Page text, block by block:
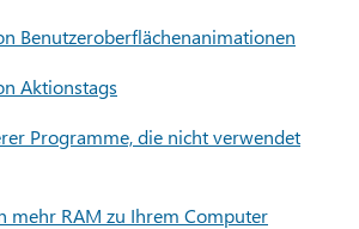
Benutzeroberflächenanimationen
Aktionstags
Programme, die nicht verwendet
mehr RAM zu Ihrem Computer